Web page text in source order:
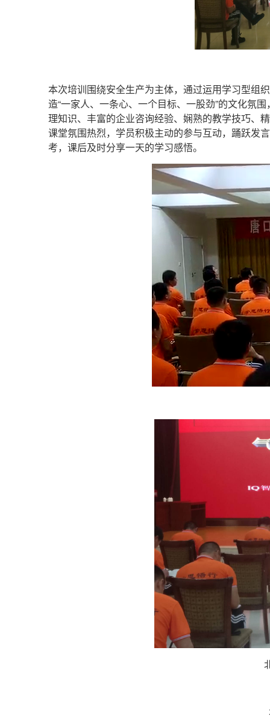
本次培训围绕安全生产为主体，通过运用学习型组
造“一家人、一条心、一个目标、一股劲”的文化氛
理知识、丰富的企业咨询经验、娴熟的教学技巧、
课堂氛围热烈，学员积极主动的参与互动，踊跃发
考，课后及时分享一天的学习感悟。